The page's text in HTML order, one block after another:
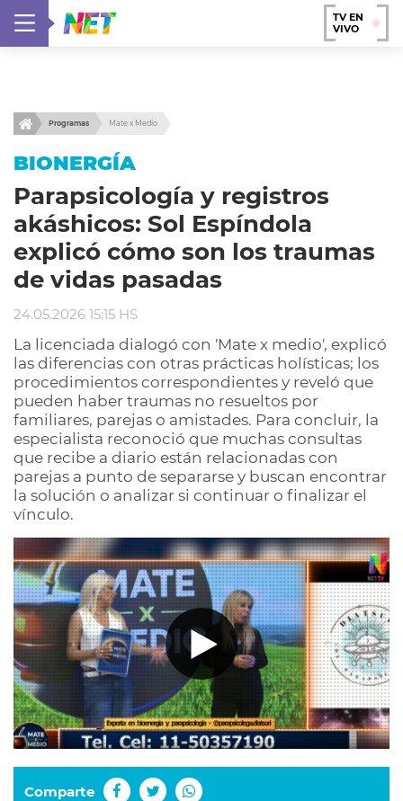
TV EN
VIVO
Programas Mate x Medio
BIONERGÍA
Parapsicología y registros
akáshicos: Sol Espíndola
explicó cómo son los traumas
de vidas pasadas
24.05.2026 15:15 HS
La licenciada dialogó con 'Mate x medio', explicó
las diferencias con otras prácticas holísticas; los
procedimientos correspondientes y reveló que
pueden haber traumas no resueltos por
familiares, parejas o amistades. Para concluir, la
especialista reconoció que muchas consultas
que recibe a diario están relacionadas con
parejas a punto de separarse y buscan encontrar
la solución o analizar si continuar o finalizar el
vínculo.
Comparte